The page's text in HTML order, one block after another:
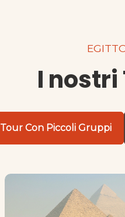
I nostri
Tour Con Piccoli Gruppi